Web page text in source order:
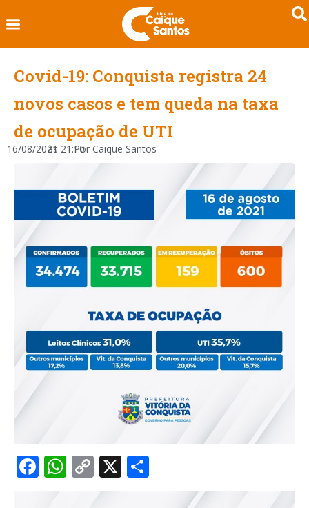
Covid-19: Conquista registra 24
novos casos e tem queda na taxa
de ocupação de UTI
16/08/2021
às 21:10
Por Caique Santos
Facebook
WhatsApp
Copy
Link
X